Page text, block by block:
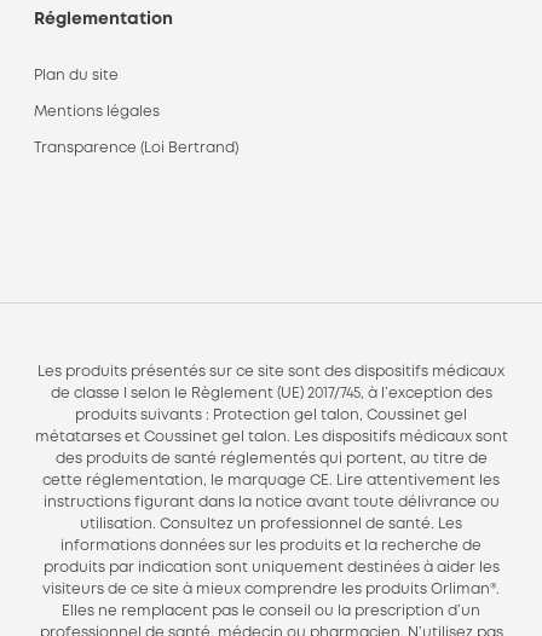
Réglementation
Plan du site
Mentions légales
Transparence (Loi Bertrand)
Les produits présentés sur ce site sont des dispositifs médicaux
de classe I selon le Règlement (UE) 2017/745, à l’exception des
produits suivants : Protection gel talon, Coussinet gel
métatarses et Coussinet gel talon. Les dispositifs médicaux sont
des produits de santé réglementés qui portent, au titre de
cette réglementation, le marquage CE. Lire attentivement les
instructions figurant dans la notice avant toute délivrance ou
utilisation. Consultez un professionnel de santé. Les
informations données sur les produits et la recherche de
produits par indication sont uniquement destinées à aider les
visiteurs de ce site à mieux comprendre les produits Orliman®.
Elles ne remplacent pas le conseil ou la prescription d’un
professionnel de santé, médecin ou pharmacien. N’utilisez pas